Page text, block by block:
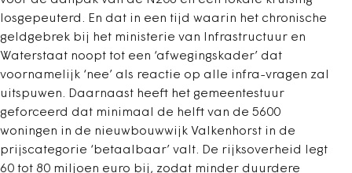
losgepeuterd. En dat in een tijd waarin het chronische
geldgebrek bij het ministerie van Infrastructuur en
Waterstaat noopt tot een ‘afwegingskader’ dat
voornamelijk ‘nee’ als reactie op alle infra-vragen zal
uitspuwen. Daarnaast heeft het gemeentestuur
geforceerd dat minimaal de helft van de 5600
woningen in de nieuwbouwwijk Valkenhorst in de
prijscategorie ‘betaalbaar’ valt. De rijksoverheid legt
60 tot 80 miljoen euro bij, zodat minder duurdere